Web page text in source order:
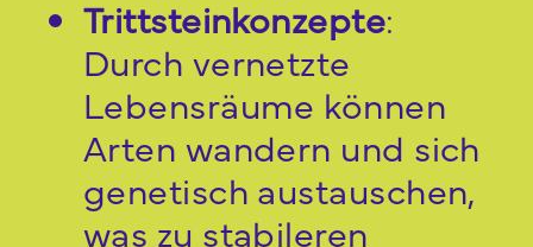
Trittsteinkonzepte:
Durch vernetzte
Lebensräume können
Arten wandern und sich
genetisch austauschen,
was zu stabileren